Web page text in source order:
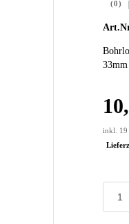
(0) |
inkl. 19